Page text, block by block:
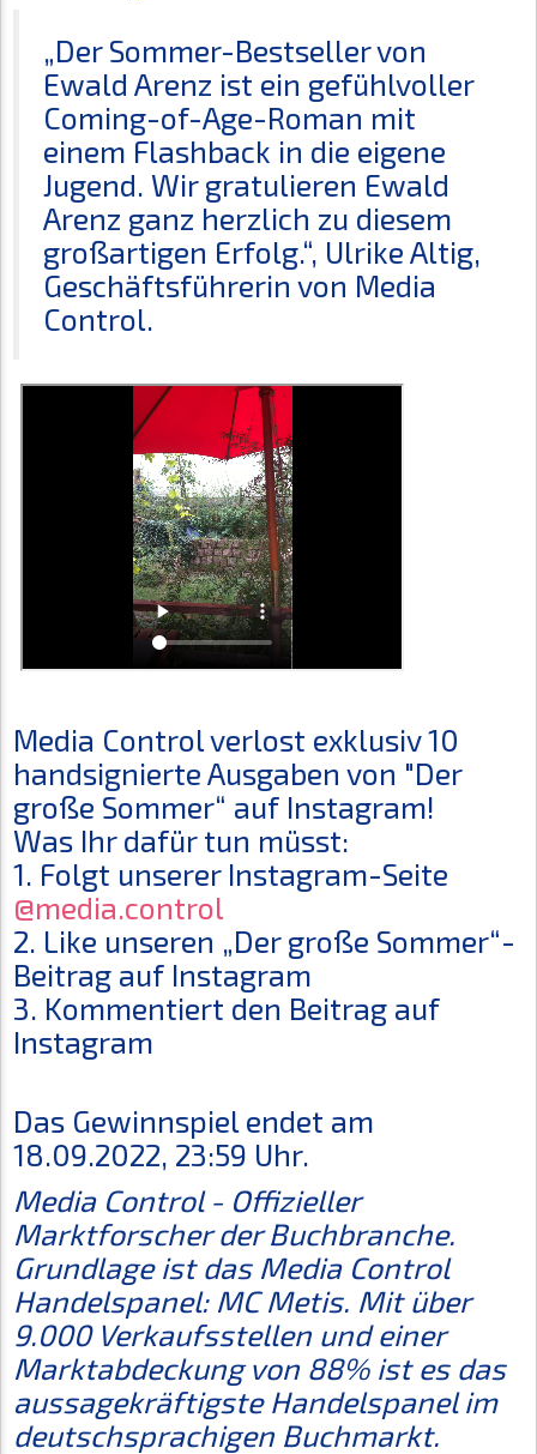
„Der Sommer-Bestseller von
Ewald Arenz ist ein gefühlvoller
Coming-of-Age-Roman mit
einem Flashback in die eigene
Jugend. Wir gratulieren Ewald
Arenz ganz herzlich zu diesem
großartigen Erfolg.“, Ulrike Altig,
Geschäftsführerin von Media
Control.
Media Control verlost exklusiv 10
handsignierte Ausgaben von "Der
große Sommer“ auf Instagram!
Was Ihr dafür tun müsst:
1. Folgt unserer Instagram-Seite
@media.control
2. Like unseren „Der große Sommer“-
Beitrag auf Instagram
3. Kommentiert den Beitrag auf
Instagram
Das Gewinnspiel endet am
18.09.2022, 23:59 Uhr.
Media Control - Offizieller
Marktforscher der Buchbranche.
Grundlage ist das Media Control
Handelspanel: MC Metis. Mit über
9.000 Verkaufsstellen und einer
Marktabdeckung von 88% ist es das
aussagekräftigste Handelspanel im
deutschsprachigen Buchmarkt.